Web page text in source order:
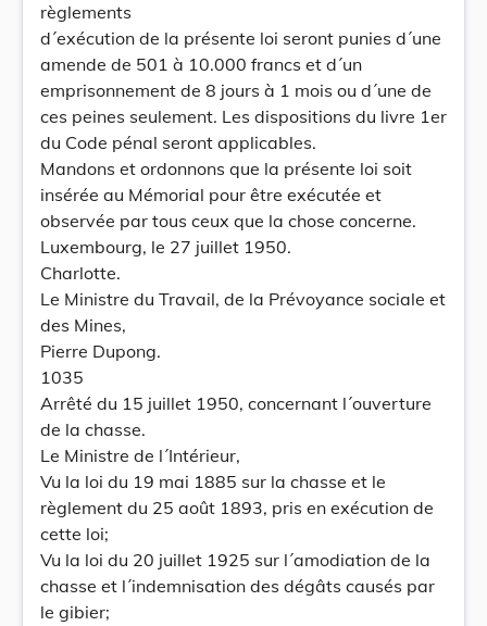
règlements
d´exécution de la présente loi seront punies d´une
amende de 501 à 10.000 francs et d´un
emprisonnement de 8 jours à 1 mois ou d´une de
ces peines seulement. Les dispositions du livre 1er
du Code pénal seront applicables.
Mandons et ordonnons que la présente loi soit
insérée au Mémorial pour être exécutée et
observée par tous ceux que la chose concerne.
Luxembourg, le 27 juillet 1950.
Charlotte.
Le Ministre du Travail, de la Prévoyance sociale et
des Mines,
Pierre Dupong.
1035
Arrêté du 15 juillet 1950, concernant l´ouverture
de la chasse.
Le Ministre de l´Intérieur,
Vu la loi du 19 mai 1885 sur la chasse et le
règlement du 25 août 1893, pris en exécution de
cette loi;
Vu la loi du 20 juillet 1925 sur l´amodiation de la
chasse et l´indemnisation des dégâts causés par
le gibier;